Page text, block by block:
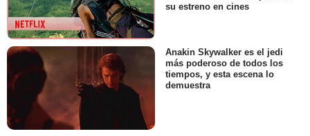
su estreno en cines
Anakin Skywalker es el jedi
más poderoso de todos los
tiempos, y esta escena lo
demuestra